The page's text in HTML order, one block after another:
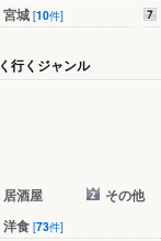
宮城 [10件]
行くジャンル
居酒屋 その他
洋食 [73件]